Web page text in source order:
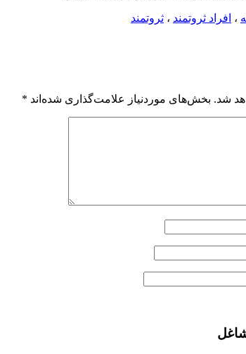
، افراد ثروتمند ، ثروتمند
شد. بخش‌های موردنیاز علامت‌گذاری شده‌اند *